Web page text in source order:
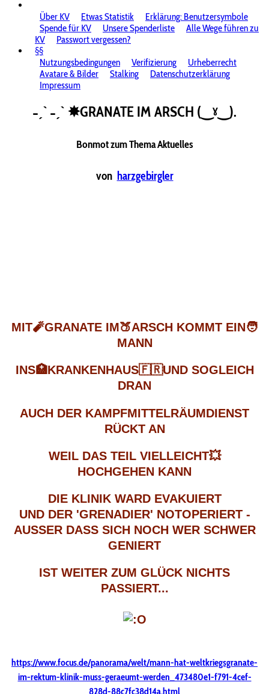
Über KV
Etwas Statistik
Erklärung: Benutzersymbole
Spende für KV
Unsere Spenderliste
Alle Wege führen zu
KV
Passwort vergessen?
§§
Nutzungsbedingungen
Verifizierung
Urheberrecht
Avatare & Bilder
Stalking
Datenschutzerklärung
Impressum
˗ˏˋ ˗ˏˋ ✸GRANATE IM ARSCH (‿ˠ‿).
Bonmot zum Thema Aktuelles
von harzgebirgler
MIT🧨GRANATE IM🍑ARSCH KOMMT EIN🧑
MANN
INS🏥KRANKENHAUS🇫🇷UND SOGLEICH
DRAN
AUCH DER KAMPFMITTELRÄUMDIENST
RÜCKT AN
WEIL DAS TEIL VIELLEICHT💥
HOCHGEHEN KANN
DIE KLINIK WARD EVAKUIERT
UND DER 'GRENADIER' NOTOPERIERT -
AUSSER DASS SICH NOCH WER SCHWER
GENIERT
IST WEITER ZUM GLÜCK NICHTS
PASSIERT...
https://www.focus.de/panorama/welt/mann-hat-weltkriegsgranate-
im-rektum-klinik-muss-geraeumt-werden_473480e1-f791-4cef-
828d-88c7fc38d14a.html